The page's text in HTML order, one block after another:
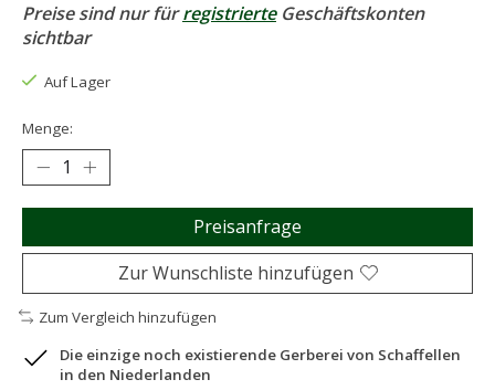
Preise sind nur fürregistrierteGeschäftskonten
sichtbar
Auf Lager
Menge:
Preisanfrage
Zur Wunschliste hinzufügen
Zum Vergleich hinzufügen
Die einzige noch existierende Gerberei von Schaffellen
in den Niederlanden